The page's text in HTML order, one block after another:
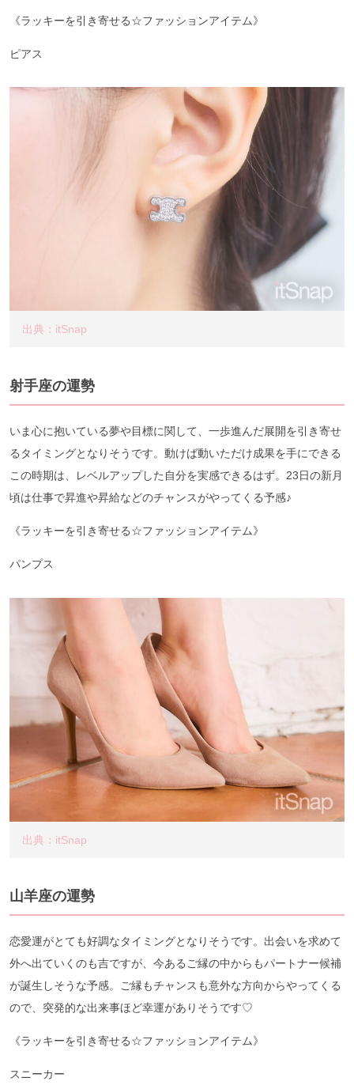
《ラッキーを引き寄せる☆ファッションアイテム》
ピアス
出典：itSnap
射手座の運勢
いま心に抱いている夢や目標に関して、一歩進んだ展開を引き寄せ
るタイミングとなりそうです。動けば動いただけ成果を手にできる
この時期は、レベルアップした自分を実感できるはず。23日の新月
頃は仕事で昇進や昇給などのチャンスがやってくる予感♪
《ラッキーを引き寄せる☆ファッションアイテム》
パンプス
出典：itSnap
山羊座の運勢
恋愛運がとても好調なタイミングとなりそうです。出会いを求めて
外へ出ていくのも吉ですが、今あるご縁の中からもパートナー候補
が誕生しそうな予感。ご縁もチャンスも意外な方向からやってくる
ので、突発的な出来事ほど幸運がありそうです♡
《ラッキーを引き寄せる☆ファッションアイテム》
スニーカー